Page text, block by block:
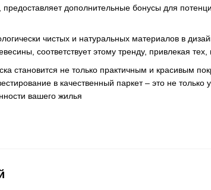
дополнительные бонусы для
чистых и натуральных материалов в
соответствует этому тренду, привлекая
становится не только практичным и красивым
в качественный паркет – это не
вашего жилья